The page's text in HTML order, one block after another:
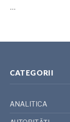
…
CATEGORII
ANALITICA